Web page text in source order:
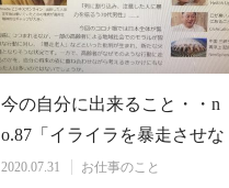
今の自分に出来ること・・n
o.87「イライラを暴走させな
いために出来…
2020.07.31 お仕事のこと